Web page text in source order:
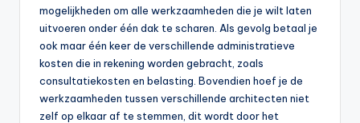
mogelijkheden om alle werkzaamheden die je wilt laten
uitvoeren onder één dak te scharen. Als gevolg betaal je
ook maar één keer de verschillende administratieve
kosten die in rekening worden gebracht, zoals
consultatiekosten en belasting. Bovendien hoef je de
werkzaamheden tussen verschillende architecten niet
zelf op elkaar af te stemmen, dit wordt door het